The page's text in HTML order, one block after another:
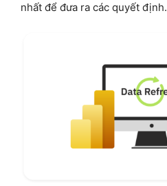
nhất để đưa ra các quyết định.